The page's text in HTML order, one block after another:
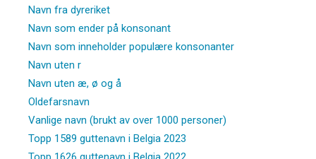
Navn fra dyreriket
Navn som ender på konsonant
Navn som inneholder populære konsonanter
Navn uten r
Navn uten æ, ø og å
Oldefarsnavn
Vanlige navn (brukt av over 1000 personer)
Topp 1589 guttenavn i Belgia 2023